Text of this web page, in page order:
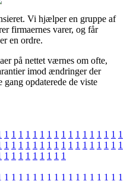
Vi hjælper en gruppe af
firmaernes varer, og får
en ordre.
på nettet værnes om ofte,
imod ændringer der
gang opdaterede de viste
1 1 1 1 1 1 1 1 1 1 1 1 1 1 1 1 1
1 1 1 1 1 1 1 1 1 1 1 1 1 1 1 1 1
1 1 1 1 1 1 1 1 1
1 1 1 1 1 1 1 1 1 1 1 1 1 1 1 1 1